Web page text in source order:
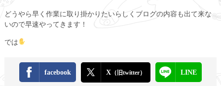
どうやら早く作業に取り掛かりたいらしくブログの内容も出て来な
いので早速やってきます！
では
facebook X（旧twitter） LINE